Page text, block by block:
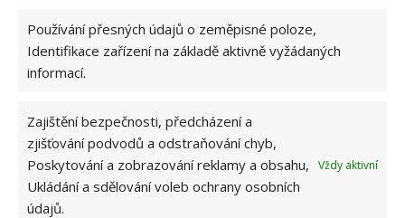
Používání přesných údajů o zeměpisné poloze,
Identifikace zařízení na základě aktivně vyžádaných
informací.
Zajištění bezpečnosti, předcházení a
zjišťování podvodů a odstraňování chyb,
Poskytování a zobrazování reklamy a obsahu,
Ukládání a sdělování voleb ochrany osobních
údajů.
Vždy aktivní
PEČICÍ PAPÍR SÝR TOUSTOVAČ
Jiří Kolář